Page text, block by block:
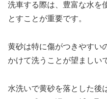
洗車する際は、豊富な水を
とすことが重要です。
黄砂は特に傷がつきやすい
かけて洗うことが望ましい
水洗いで黄砂を落とした後